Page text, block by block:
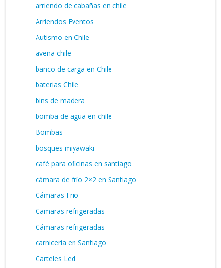
arriendo de cabañas en chile
Arriendos Eventos
Autismo en Chile
avena chile
banco de carga en Chile
baterias Chile
bins de madera
bomba de agua en chile
Bombas
bosques miyawaki
café para oficinas en santiago
cámara de frío 2×2 en Santiago
Cámaras Frio
Camaras refrigeradas
Cámaras refrigeradas
carnicería en Santiago
Carteles Led